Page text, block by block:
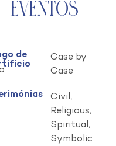
Eventos
de
Case by
Case
Civil,
Religious,
Spiritual,
Symbolic